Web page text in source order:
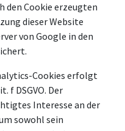
den Cookie erzeugten
dieser Website
von Google in den
Cookies erfolgt
f DSGVO. Der
Interesse an der
sowohl sein